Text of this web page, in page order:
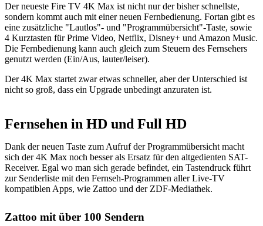
Der neueste Fire TV 4K Max ist nicht nur der bisher schnellste,
sondern kommt auch mit einer neuen Fernbedienung. Fortan gibt es
eine zusätzliche "Lautlos"- und "Programmübersicht"-Taste, sowie
4 Kurztasten für Prime Video, Netflix, Disney+ und Amazon Music.
Die Fernbedienung kann auch gleich zum Steuern des Fernsehers
genutzt werden (Ein/Aus, lauter/leiser).
Der 4K Max startet zwar etwas schneller, aber der Unterschied ist
nicht so groß, dass ein Upgrade unbedingt anzuraten ist.
Fernsehen in HD und Full HD
Dank der neuen Taste zum Aufruf der Programmübersicht macht
sich der 4K Max noch besser als Ersatz für den altgedienten SAT-
Receiver. Egal wo man sich gerade befindet, ein Tastendruck führt
zur Senderliste mit den Fernseh-Programmen aller Live-TV
kompatiblen Apps, wie Zattoo und der ZDF-Mediathek.
Zattoo mit über 100 Sendern